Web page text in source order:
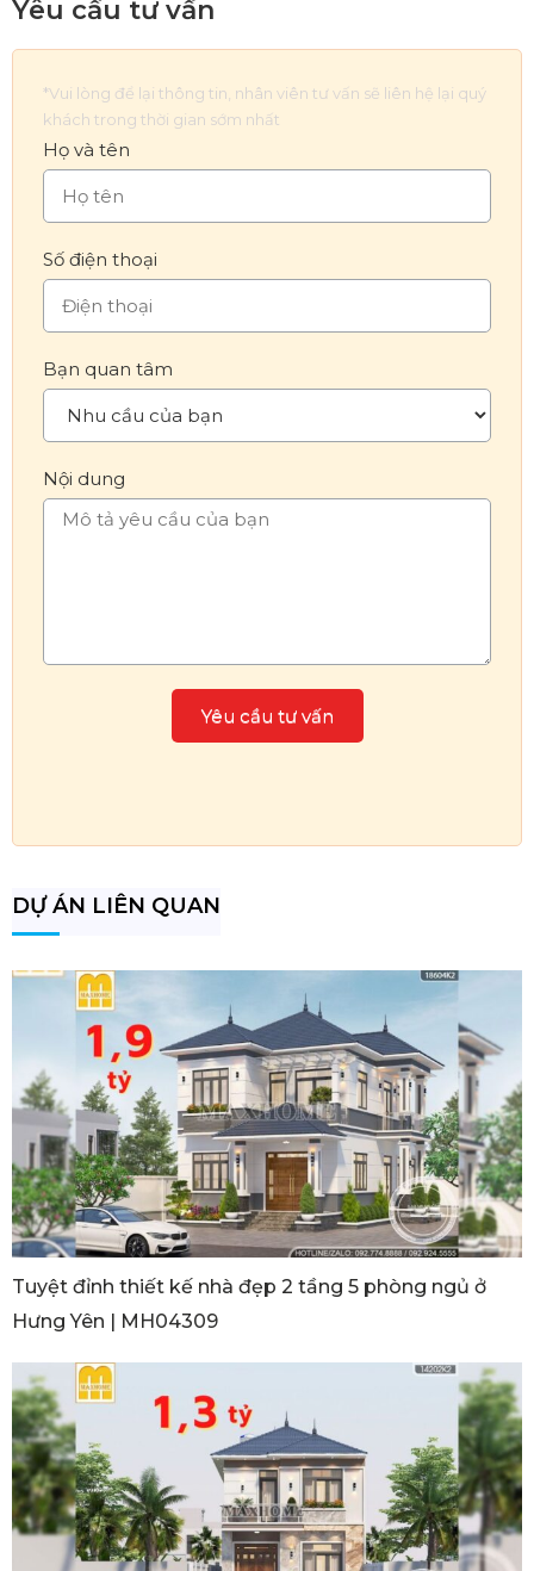
Yêu cầu tư vấn
*Vui lòng để lại thông tin, nhân viên tư vấn sẽ liên hệ lại quý
khách trong thời gian sớm nhất
Họ và tên
Số điện thoại
Bạn quan tâm
Nội dung
DỰ ÁN LIÊN QUAN
Tuyệt đỉnh thiết kế nhà đẹp 2 tầng 5 phòng ngủ ở
Hưng Yên | MH04309